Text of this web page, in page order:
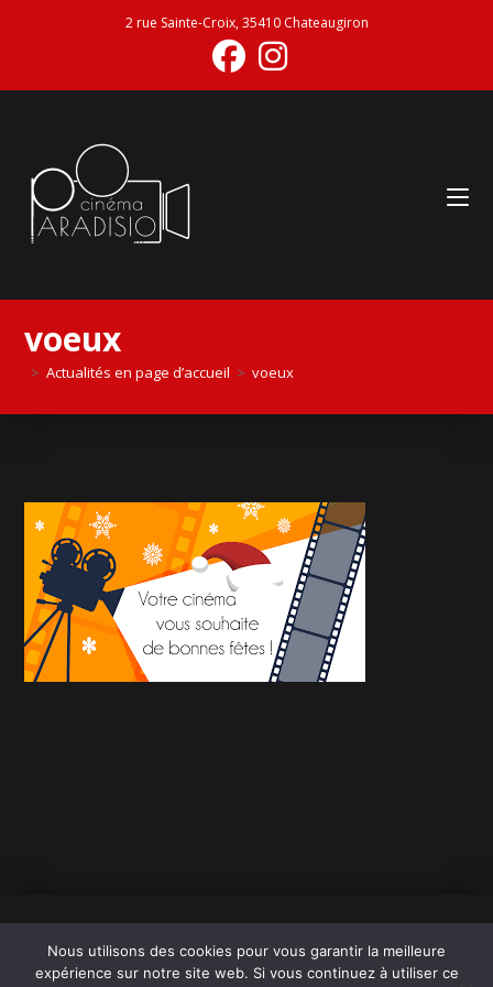
2 rue Sainte-Croix, 35410 Chateaugiron
voeux
> Actualités en page d’accueil > voeux
Mentions légales
Nous utilisons des cookies pour vous garantir la meilleure
expérience sur notre site web. Si vous continuez à utiliser ce